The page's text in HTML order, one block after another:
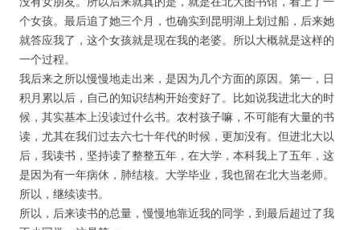
个女孩。最后追了她三个月，也确实到昆明湖上划过船，后来她
就答应我了，这个女孩就是现在我的老婆。所以大概就是这样的
一个过程。
我后来之所以慢慢地走出来，是因为几个方面的原因。第一，日
积月累以后，自己的知识结构开始变好了。比如说我进北大的时
候，其实基本上没读过什么书。农村孩子嘛，不可能有大量的书
读，尤其在我们过去六七十年代的时候，更加没有。但进北大以
后，我读书，坚持读了整整五年，在大学，本科我上了五年，这
是因为有一年病休，肺结核。大学毕业，我也留在北大当老师。
所以，继续读书。
所以，后来读书的总量，慢慢地靠近我的同学，到最后超过了我